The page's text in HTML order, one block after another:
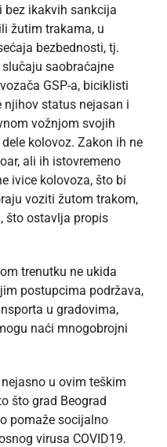
ikakvih sankcija
žutim trakama, u
bezbednosti, tj.
saobraćajne
GSP-a, biciklisti
status nejasan i
vožnjom svojih
kolovoz. Zakon ih ne
ali ih istovremeno
ivice kolovoza, što bi
voziti žutom trakom,
što ostavlja propis
trenutku ne ukida
postupcima podržava,
u gradovima,
naći mnogobrojni
u ovim teškim
što grad Beograd
pomaže socijalno
virusa COVID19.